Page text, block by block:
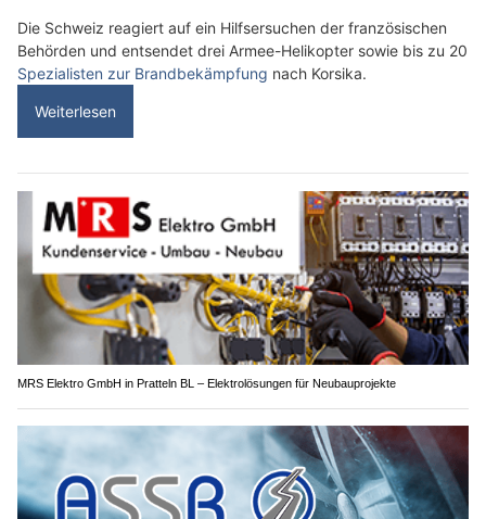
Die Schweiz reagiert auf ein Hilfsersuchen der französischen
Behörden und entsendet drei Armee-Helikopter sowie bis zu 20
Spezialisten zur Brandbekämpfung nach Korsika.
Weiterlesen
MRS Elektro GmbH in Pratteln BL – Elektrolösungen für Neubauprojekte